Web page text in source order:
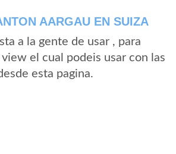
AARGAU EN SUIZA
a la gente de usar , para
el cual podeis usar con las
esta pagina.